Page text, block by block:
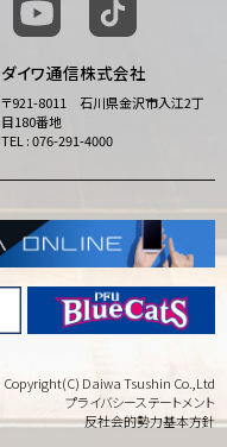
ダイワ通信株式会社
〒921-8011 石川県金沢市入江2丁
目180番地
TEL : 076-291-4000
Copyright(C) Daiwa Tsushin Co.,Ltd
プライバシーステートメント
反社会的勢力基本方針